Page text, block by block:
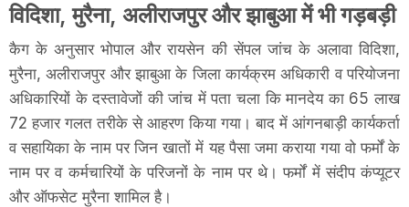
विदिशा, मुरैना, अलीराजपुर और झाबुआ में भी गड़बड़ी
कैग के अनुसार भोपाल और रायसेन की सेंपल जांच के अलावा विदिशा,
मुरैना, अलीराजपुर और झाबुआ के जिला कार्यक्रम अधिकारी व परियोजना
अधिकारियों के दस्तावेजों की जांच में पता चला कि मानदेय का 65 लाख
72 हजार गलत तरीके से आहरण किया गया। बाद में आंगनबाड़ी कार्यकर्ता
व सहायिका के नाम पर जिन खातों में यह पैसा जमा कराया गया वो फर्मों के
नाम पर व कर्मचारियों के परिजनों के नाम पर थे। फर्मों में संदीप कंप्यूटर
और ऑफसेट मुरैना शामिल है।